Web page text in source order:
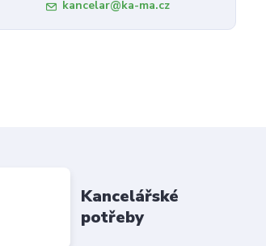
kancelar@ka-ma.cz
Kancelářské
potřeby